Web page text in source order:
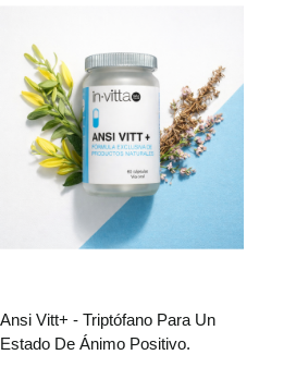
Ansi Vitt+ - Triptófano Para Un
Estado De Ánimo Positivo.